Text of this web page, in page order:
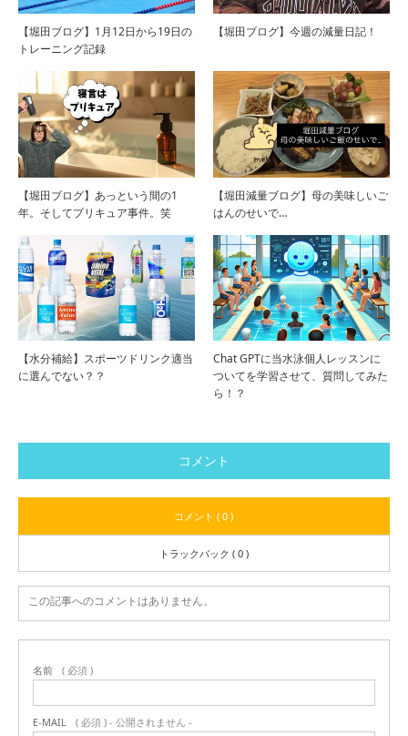
【堀田ブログ】1月12日から19日の
トレーニング記録
【堀田ブログ】今週の減量日記！
【堀田ブログ】あっという間の1
年。そしてプリキュア事件。笑
【堀田減量ブログ】母の美味しいご
はんのせいで…
【水分補給】スポーツドリンク適当
に選んでない？？
Chat GPTに当水泳個人レッスンに
ついてを学習させて、質問してみた
ら！？
コメント
コメント ( 0 )
トラックバック ( 0 )
この記事へのコメントはありません。
名前 ( 必須 )
E-MAIL ( 必須 ) - 公開されません -